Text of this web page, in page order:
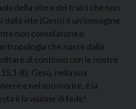
della vite e dei tralci che non
dalla vite (Gesù) è un’immagine
non consolatoria o
che nasce dalla
di continuo con le nostre
8); Gesù, nella sua
e nel suo morire, è la
è la visione di fede!